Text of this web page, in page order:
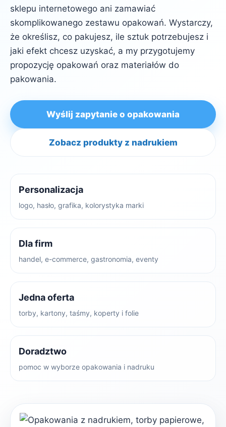
sklepu internetowego ani zamawiać
skomplikowanego zestawu opakowań. Wystarczy,
że określisz, co pakujesz, ile sztuk potrzebujesz i
jaki efekt chcesz uzyskać, a my przygotujemy
propozycję opakowań oraz materiałów do
pakowania.
Wyślij zapytanie o opakowania
Zobacz produkty z nadrukiem
Personalizacja
logo, hasło, grafika, kolorystyka marki
Dla firm
handel, e-commerce, gastronomia, eventy
Jedna oferta
torby, kartony, taśmy, koperty i folie
Doradztwo
pomoc w wyborze opakowania i nadruku